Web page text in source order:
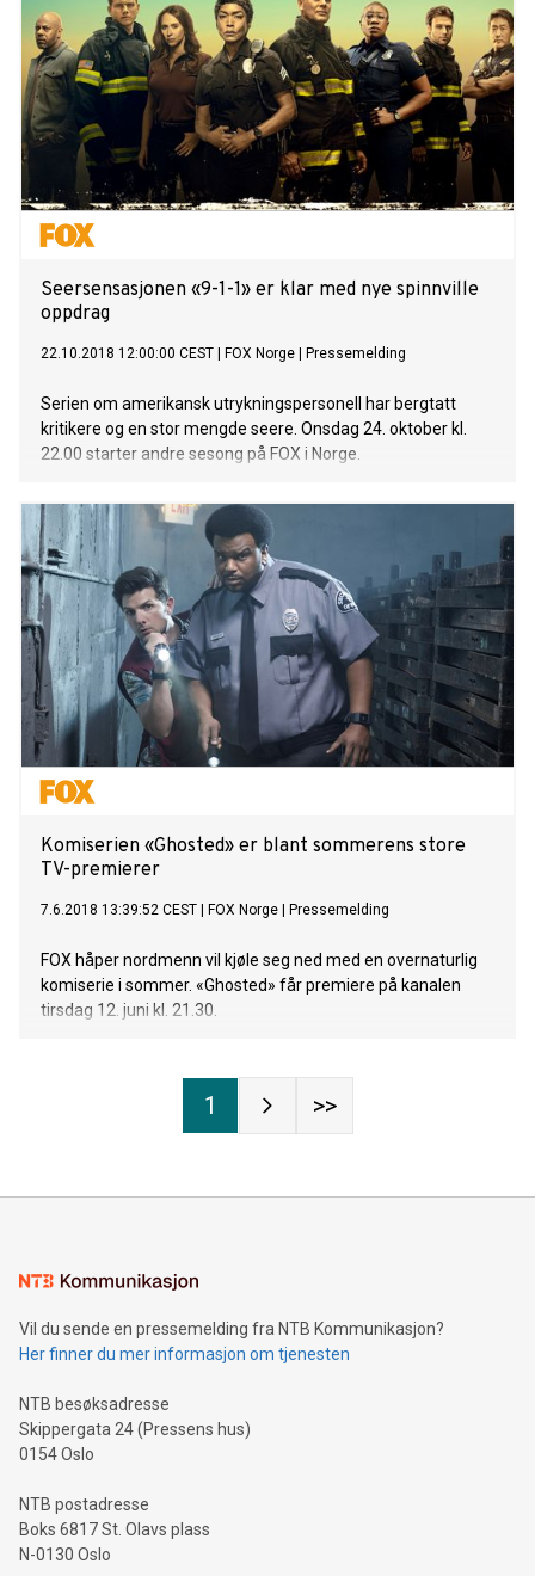
“Drink About” feat Dagny har vært en av årets store norske
låter og ble også nominert til P3 Gull. Nå er duoen klar med
nok et stjernesamarbeid. De har slått seg sammen med de
britiske indierock kongene Bastille. Bastille-vokalist Dan
forteller: - “Seeb turned our big, messy guitar song into
something new and completely different, but it still feels
wholly in keeping with the escapist theme of the song: the
euphoria and horrors of a late, late night. “When the drop
happens it’
Seersensasjonen «9-1-1» er klar med nye spinnville
oppdrag
22.10.2018 12:00:00 CEST FOX Norge Pressemelding
Serien om amerikansk utrykningspersonell har bergtatt
kritikere og en stor mengde seere. Onsdag 24. oktober kl.
22.00 starter andre sesong på FOX i Norge.
Komiserien «Ghosted» er blant sommerens store
TV-premierer
7.6.2018 13:39:52 CEST FOX Norge Pressemelding
FOX håper nordmenn vil kjøle seg ned med en overnaturlig
komiserie i sommer. «Ghosted» får premiere på kanalen
tirsdag 12. juni kl. 21.30.
1 >>
Vil du sende en pressemelding fra NTB Kommunikasjon?
Her finner du mer informasjon om tjenesten
NTB besøksadresse
Skippergata 24 (Pressens hus)
0154 Oslo
NTB postadresse
Boks 6817 St. Olavs plass
N-0130 Oslo